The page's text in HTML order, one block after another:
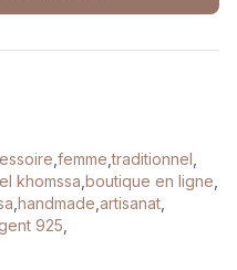
femme ,traditionnel
el khomssa boutique en ligne
handmade artisanat
925